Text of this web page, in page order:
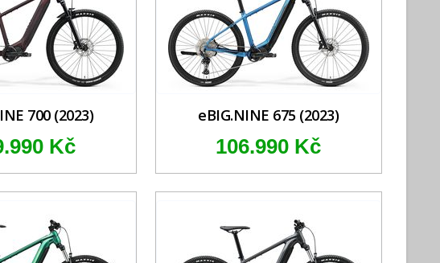
700 (2023)
Kč
eBIG.NINE 675 (2023)
106.990 Kč